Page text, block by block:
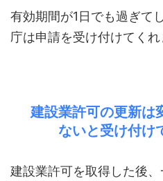
有効期間が1日でも過ぎて
庁は申請を受け付けてくれ
建設業許可の更新は
ないと受け付け
建設業許可を取得した後